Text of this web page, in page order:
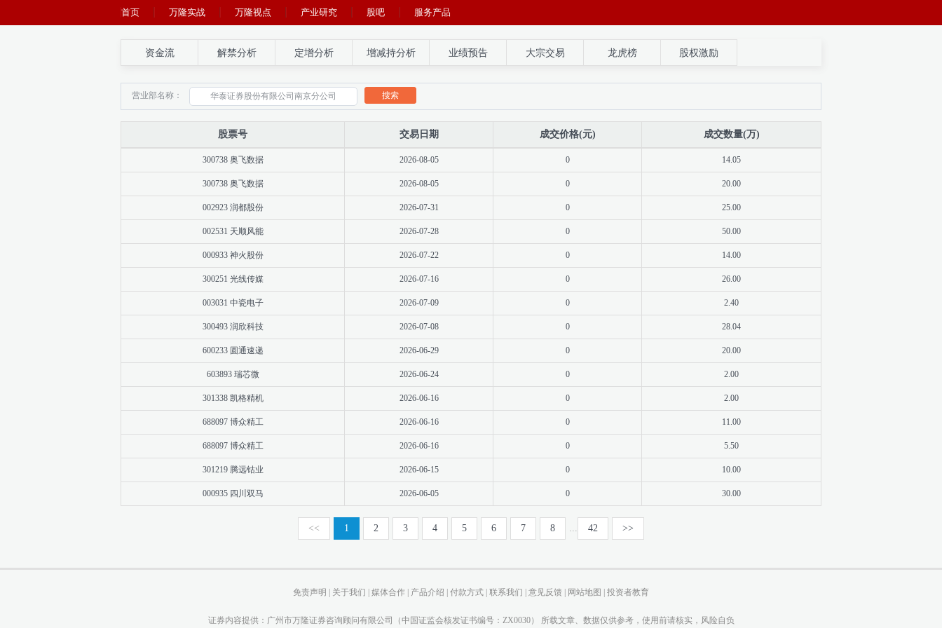
首页 万隆实战 万隆视点 产业研究 股吧 服务产品
资金流 解禁分析 定增分析 增减持分析 业绩预告 大宗交易 龙虎榜 股权激励
营业部名称： 搜索
股票号 交易日期 成交价格(元) 成交数量(万)
300738 奥飞数据 2026-08-05 0 14.05
300738 奥飞数据 2026-08-05 0 20.00
002923 润都股份 2026-07-31 0 25.00
002531 天顺风能 2026-07-28 0 50.00
000933 神火股份 2026-07-22 0 14.00
300251 光线传媒 2026-07-16 0 26.00
003031 中瓷电子 2026-07-09 0 2.40
300493 润欣科技 2026-07-08 0 28.04
600233 圆通速递 2026-06-29 0 20.00
603893 瑞芯微 2026-06-24 0 2.00
301338 凯格精机 2026-06-16 0 2.00
688097 博众精工 2026-06-16 0 11.00
688097 博众精工 2026-06-16 0 5.50
301219 腾远钴业 2026-06-15 0 10.00
000935 四川双马 2026-06-05 0 30.00
<< 1 2 3 4 5 6 7 8 ... 42 >>
免责声明 关于我们 媒体合作 产品介绍 付款方式 联系我们 意见反馈 网站地图 投资者教育
证券内容提供：广州市万隆证券咨询顾问有限公司（中国证监会核发证书编号：ZX0030） 所载文章、数据仅供参考，使用前请核实，风险自负